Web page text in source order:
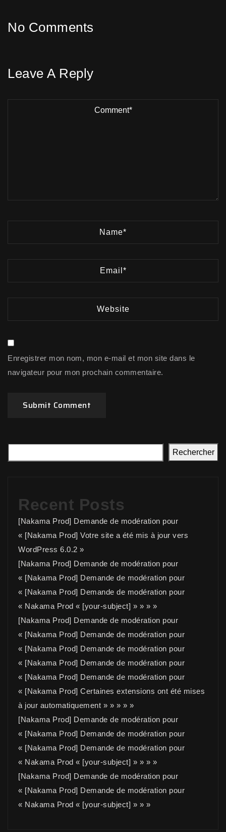
No Comments
Leave A Reply
Enregistrer mon nom, mon e-mail et mon site dans le
navigateur pour mon prochain commentaire.
Submit Comment
Rechercher
Recent Posts
[Nakama Prod] Demande de modération pour
« [Nakama Prod] Votre site a été mis à jour vers
WordPress 6.0.2 »
[Nakama Prod] Demande de modération pour
« [Nakama Prod] Demande de modération pour
« [Nakama Prod] Demande de modération pour
« Nakama Prod « [your-subject] » » » »
[Nakama Prod] Demande de modération pour
« [Nakama Prod] Demande de modération pour
« [Nakama Prod] Demande de modération pour
« [Nakama Prod] Demande de modération pour
« [Nakama Prod] Demande de modération pour
« [Nakama Prod] Certaines extensions ont été mises
à jour automatiquement » » » » »
[Nakama Prod] Demande de modération pour
« [Nakama Prod] Demande de modération pour
« [Nakama Prod] Demande de modération pour
« Nakama Prod « [your-subject] » » » »
[Nakama Prod] Demande de modération pour
« [Nakama Prod] Demande de modération pour
« Nakama Prod « [your-subject] » » »